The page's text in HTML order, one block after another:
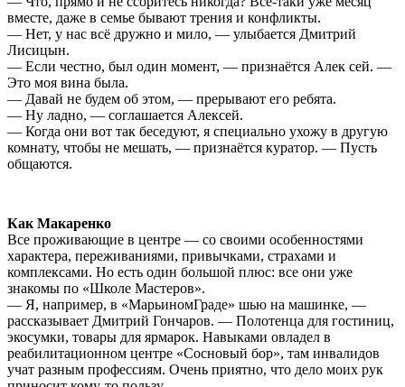
вместе, даже в семье бывают трения и конфликты.
— Нет, у нас всё дружно и мило, — улыбается Дмитрий
Лисицын.
— Если честно, был один момент, — признаётся Алек сей. —
Это моя вина была.
— Давай не будем об этом, — прерывают его ребята.
— Ну ладно, — соглашается Алексей.
— Когда они вот так беседуют, я специально ухожу в другую
комнату, чтобы не мешать, — признаётся куратор. — Пусть
общаются.
Как Макаренко
Все проживающие в центре — со своими особенностями
характера, переживаниями, привычками, страхами и
комплексами. Но есть один большой плюс: все они уже
знакомы по «Школе Мастеров».
— Я, например, в «МарьиномГраде» шью на машинке, —
рассказывает Дмитрий Гончаров. — Полотенца для гостиниц,
экосумки, товары для ярмарок. Навыками овладел в
реабилитационном центре «Сосновый бор», там инвалидов
учат разным профессиям. Очень приятно, что дело моих рук